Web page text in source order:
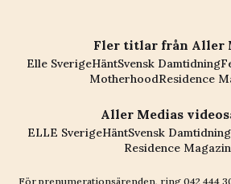
Fler titlar från Aller
Elle SverigeHäntSvensk Damtidning
MotherhoodResidence
Aller Medias
ELLE SverigeHäntSvensk Damtidning
Residence
För prenumerationsärenden, ring 042 444